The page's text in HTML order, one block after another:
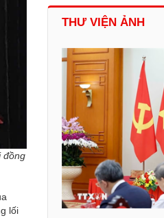
đồng
lối
THƯ VIỆN ẢNH